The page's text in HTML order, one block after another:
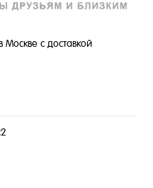
с доставкой